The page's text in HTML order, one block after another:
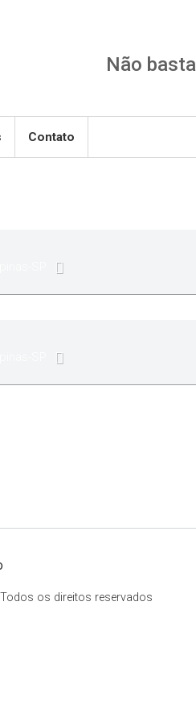
Não
Contato
os direitos reservados